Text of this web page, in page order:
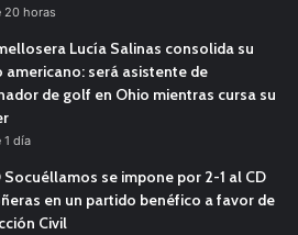
20 horas
Lucía Salinas consolida su
americano: será asistente de
de golf en Ohio mientras cursa su
1 día
Socuéllamos se impone por 2-1 al CD
en un partido benéfico a favor de
Civil